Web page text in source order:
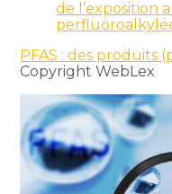
de l’exposition
PFAS : des produits
Copyright WebLex